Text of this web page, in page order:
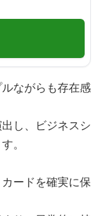
ながらも存在感
し、ビジネスシ
。
ードを確実に保